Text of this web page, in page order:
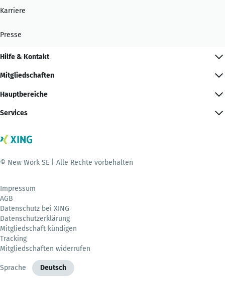
Karriere
Presse
Hilfe & Kontakt
Mitgliedschaften
Hauptbereiche
Services
© New Work SE | Alle Rechte vorbehalten
Impressum
AGB
Datenschutz bei XING
Datenschutzerklärung
Mitgliedschaft kündigen
Tracking
Mitgliedschaften widerrufen
Sprache Deutsch